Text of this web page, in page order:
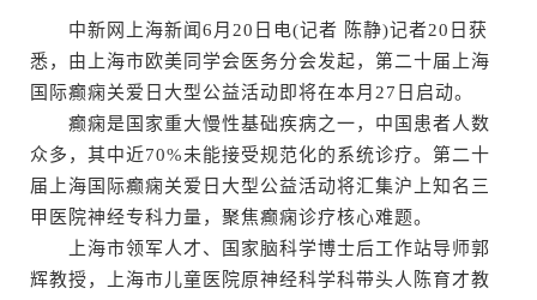
中新网上海新闻6月20日电(记者 陈静)记者20日获
悉，由上海市欧美同学会医务分会发起，第二十届上海
国际癫痫关爱日大型公益活动即将在本月27日启动。
癫痫是国家重大慢性基础疾病之一，中国患者人数
众多，其中近70%未能接受规范化的系统诊疗。第二十
届上海国际癫痫关爱日大型公益活动将汇集沪上知名三
甲医院神经专科力量，聚焦癫痫诊疗核心难题。
上海市领军人才、国家脑科学博士后工作站导师郭
辉教授，上海市儿童医院原神经科学科带头人陈育才教